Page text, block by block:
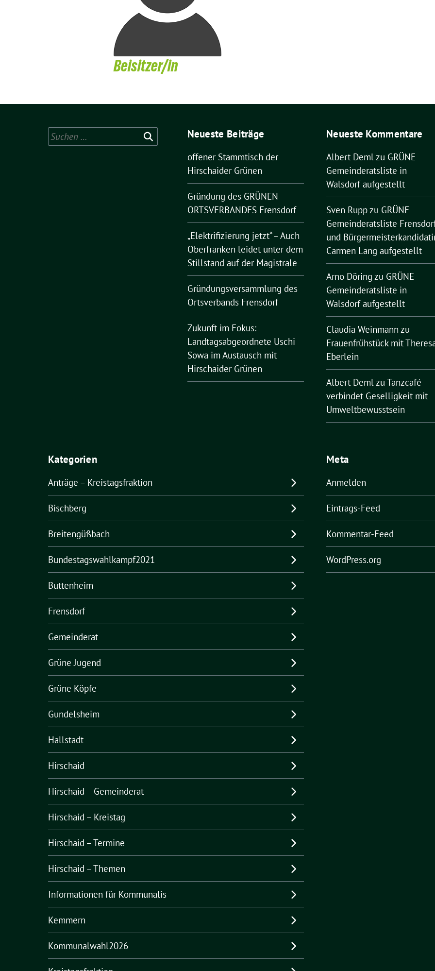
Beisitzer/in
Suchen
nach:
Neueste Beiträge
offener Stammtisch der
Hirschaider Grünen
Gründung des GRÜNEN
ORTSVERBANDES Frensdorf
„Elektrifizierung jetzt“ – Auch
Oberfranken leidet unter dem
Stillstand auf der Magistrale
Gründungsversammlung des
Ortsverbands Frensdorf
Zukunft im Fokus:
Landtagsabgeordnete Uschi
Sowa im Austausch mit
Hirschaider Grünen
Neueste Kommentare
Albert Demlzu GRÜNE
Gemeinderatsliste in
Walsdorf aufgestellt
Sven Ruppzu GRÜNE
Gemeinderatsliste
und
Carmen Lang aufgestellt
Arno Döring zu GRÜNE
Gemeinderatsliste in
Walsdorf aufgestellt
Claudia Weinmann zu
Frauenfrühstück mit
Eberlein
Albert Demlzu Tanzcafé
verbindet Geselligkeit mit
Umweltbewusstsein
Kategorien
Anträge – Kreistagsfraktion
Bischberg
Breitengüßbach
Bundestagswahlkampf2021
Buttenheim
Frensdorf
Gemeinderat
Grüne Jugend
Grüne Köpfe
Gundelsheim
Hallstadt
Hirschaid
Hirschaid – Gemeinderat
Hirschaid – Kreistag
Hirschaid – Termine
Hirschaid – Themen
Informationen für Kommunalis
Kemmern
Kommunalwahl2026
Meta
Anmelden
Eintrags-Feed
Kommentar-Feed
WordPress.org